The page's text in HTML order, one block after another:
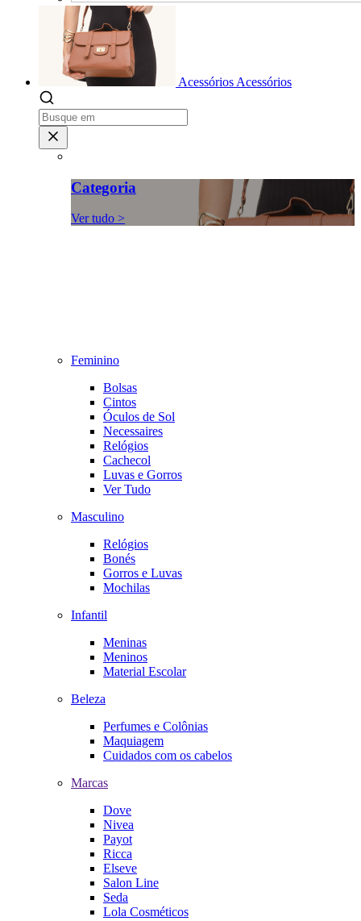
Acessórios Acessórios
Categoria
Ver tudo >
Feminino
Bolsas
Cintos
Óculos de Sol
Necessaires
Relógios
Cachecol
Luvas e Gorros
Ver Tudo
Masculino
Relógios
Bonés
Gorros e Luvas
Mochilas
Infantil
Meninas
Meninos
Material Escolar
Beleza
Perfumes e Colônias
Maquiagem
Cuidados com os cabelos
Marcas
Dove
Nivea
Payot
Ricca
Elseve
Salon Line
Seda
Lola Cosméticos